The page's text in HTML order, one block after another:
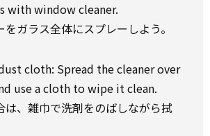
with window cleaner.
ガラス全体にスプレーしよう。
cloth: Spread the cleaner over
use a cloth to wipe it clean.
は、雑巾で洗剤をのばしながら拭